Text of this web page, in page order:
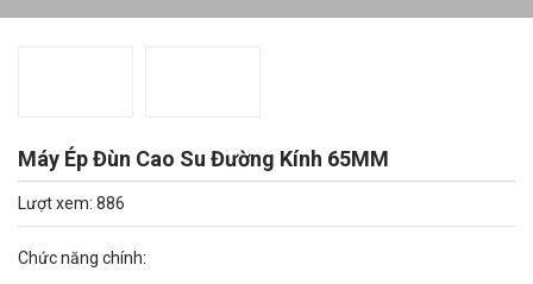
Máy Ép Đùn Cao Su Đường Kính 65MM
Lượt xem: 886
Chức năng chính: